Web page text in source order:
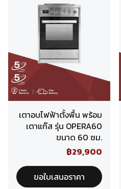
เตาอบไฟฟ้าตั้งพื้น พร้อม
เตาแก๊ส รุ่น OPERA60
ขนาด 60 ซม.
฿29,900
ขอใบเสนอราคา